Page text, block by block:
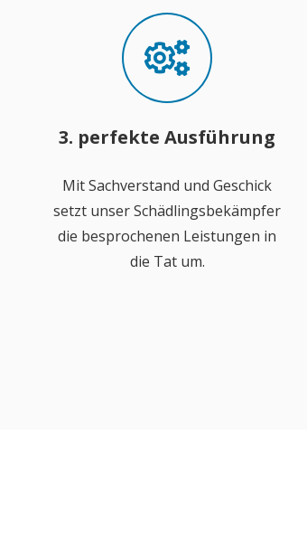
3. perfekte Ausführung
Mit Sachverstand und Geschick
setzt unser Schädlingsbekämpfer
die besprochenen Leistungen in
die Tat um.